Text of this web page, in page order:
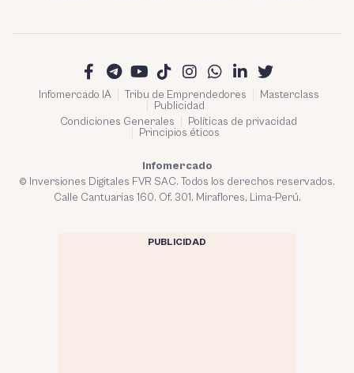
Infomercado IA Tribu de Emprendedores
Masterclass
Publicidad
Condiciones Generales
Políticas de privacidad
Principios éticos
Infomercado
© Inversiones Digitales FVR SAC. Todos los derechos reservados.
Calle Cantuarias 160. Of. 301. Miraflores, Lima-Perú.
PUBLICIDAD